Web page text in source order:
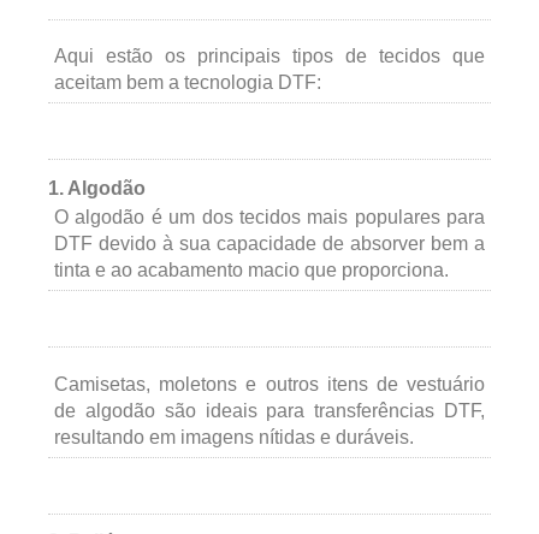
Aqui estão os principais tipos de tecidos que
aceitam bem a tecnologia DTF:
1. Algodão
O algodão é um dos tecidos mais populares para
DTF devido à sua capacidade de absorver bem a
tinta e ao acabamento macio que proporciona.
Camisetas, moletons e outros itens de vestuário
de algodão são ideais para transferências DTF,
resultando em imagens nítidas e duráveis.